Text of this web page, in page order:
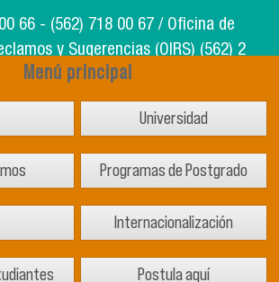
Menú principal
Universidad
Programas de Postgrado
Internacionalización
Postula aquí
66 - (562) 718 00 67 / Oficina de
y Sugerencias (OIRS) (562) 2
Segic: (562) 718 02 25